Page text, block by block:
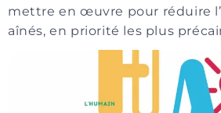
mettre en œuvre pour réduire
aînés, en priorité les plus